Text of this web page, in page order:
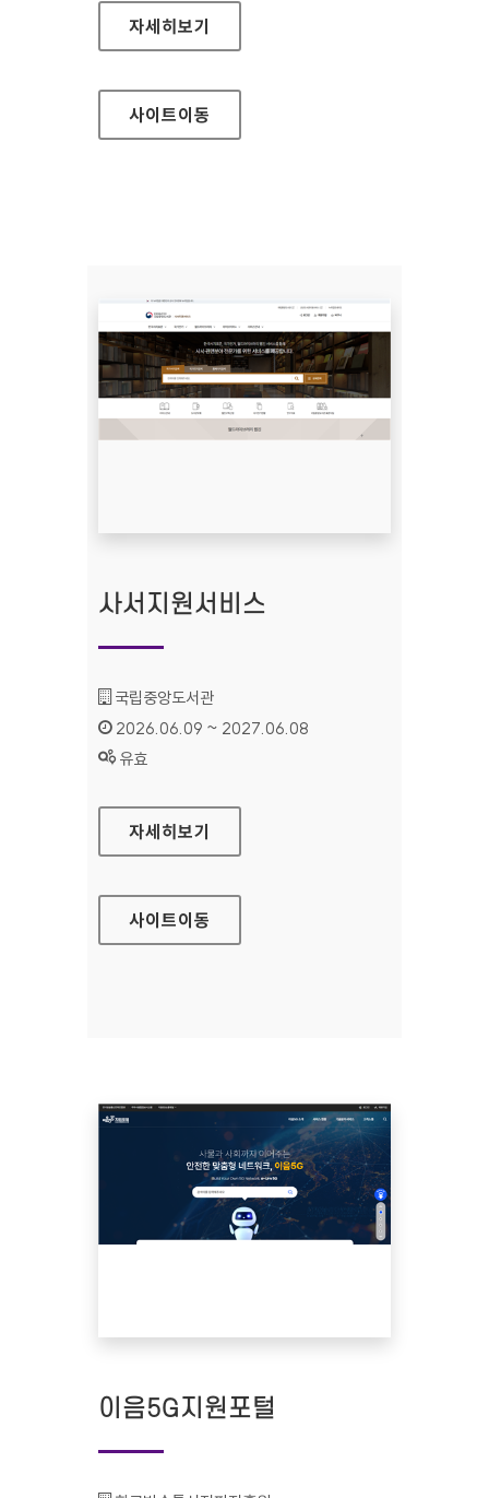
휴·폐업 의료기관 진료기록보관시스템
자세히보기
사이트이동
사서지원서비스
기관명 :
국립중앙도서관
인증기간 :
2026.06.09 ~ 2027.06.08
상태 :
유효
사서지원서비스
자세히보기
사이트이동
이음5G지원포털